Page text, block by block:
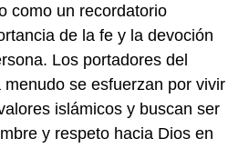
como un recordatorio
de la fe y la devoción
Los portadores del
menudo se esfuerzan por vivir
islámicos y buscan ser
y respeto hacia Dios en